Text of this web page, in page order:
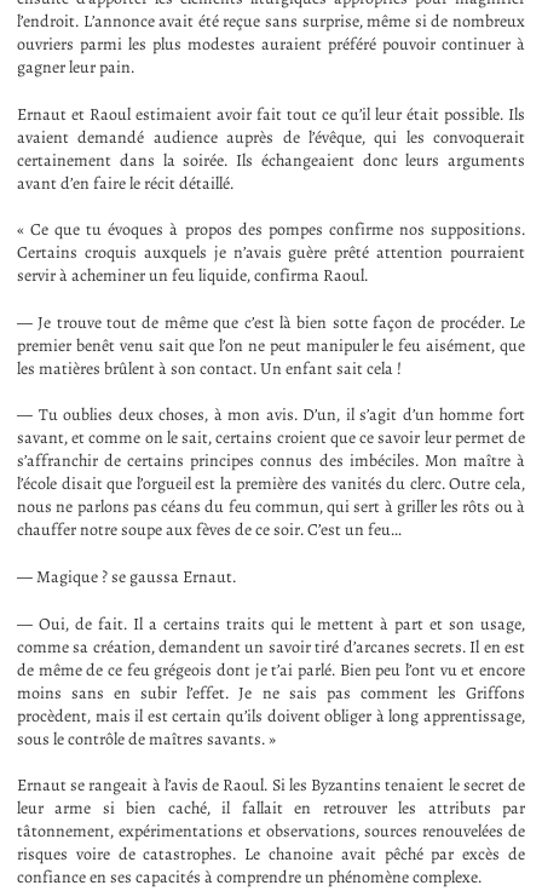
l’endroit. L’annonce avait été reçue sans surprise, même si de nombreux
ouvriers parmi les plus modestes auraient préféré pouvoir continuer à
gagner leur pain.
Ernaut et Raoul estimaient avoir fait tout ce qu’il leur était possible. Ils
avaient demandé audience auprès de l’évêque, qui les convoquerait
certainement dans la soirée. Ils échangeaient donc leurs arguments
avant d’en faire le récit détaillé.
« Ce que tu évoques à propos des pompes confirme nos suppositions.
Certains croquis auxquels je n’avais guère prêté attention pourraient
servir à acheminer un feu liquide, confirma Raoul.
— Je trouve tout de même que c’est là bien sotte façon de procéder. Le
premier benêt venu sait que l’on ne peut manipuler le feu aisément, que
les matières brûlent à son contact. Un enfant sait cela !
— Tu oublies deux choses, à mon avis. D’un, il s’agit d’un homme fort
savant, et comme on le sait, certains croient que ce savoir leur permet de
s’affranchir de certains principes connus des imbéciles. Mon maître à
l’école disait que l’orgueil est la première des vanités du clerc. Outre cela,
nous ne parlons pas céans du feu commun, qui sert à griller les rôts ou à
chauffer notre soupe aux fèves de ce soir. C’est un feu…
— Magique ? se gaussa Ernaut.
— Oui, de fait. Il a certains traits qui le mettent à part et son usage,
comme sa création, demandent un savoir tiré d’arcanes secrets. Il en est
de même de ce feu grégeois dont je t’ai parlé. Bien peu l’ont vu et encore
moins sans en subir l’effet. Je ne sais pas comment les Griffons
procèdent, mais il est certain qu’ils doivent obliger à long apprentissage,
sous le contrôle de maîtres savants. »
Ernaut se rangeait à l’avis de Raoul. Si les Byzantins tenaient le secret de
leur arme si bien caché, il fallait en retrouver les attributs par
tâtonnement, expérimentations et observations, sources renouvelées de
risques voire de catastrophes. Le chanoine avait pêché par excès de
confiance en ses capacités à comprendre un phénomène complexe.